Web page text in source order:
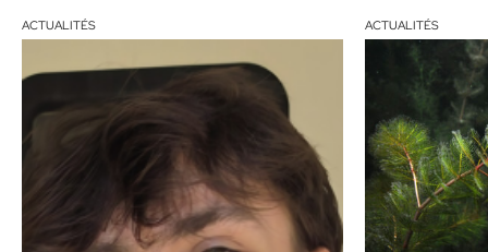
ACTUALITÉS ACTUALITÉS